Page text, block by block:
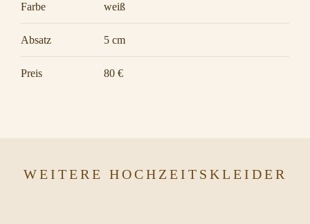
Farbe weiß
Absatz 5 cm
Preis 80 €
WEITERE HOCHZEITSKLEIDER